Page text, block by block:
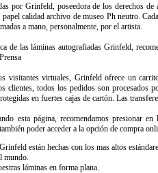
por Grinfeld, poseedora de los derechos
calidad archivo de museo Ph neutro.
a mano, personalmente, por el artista.
de las láminas autografiadas Grinfeld,
visitantes virtuales, Grinfeld ofrece un
clientes, todos los pedidos son procesados
en fuertes cajas de cartón. Las
esta página, recomendamos presionar
poder acceder a la opción de compra
están hechas con los mas altos
mundo.
láminas en forma plana.